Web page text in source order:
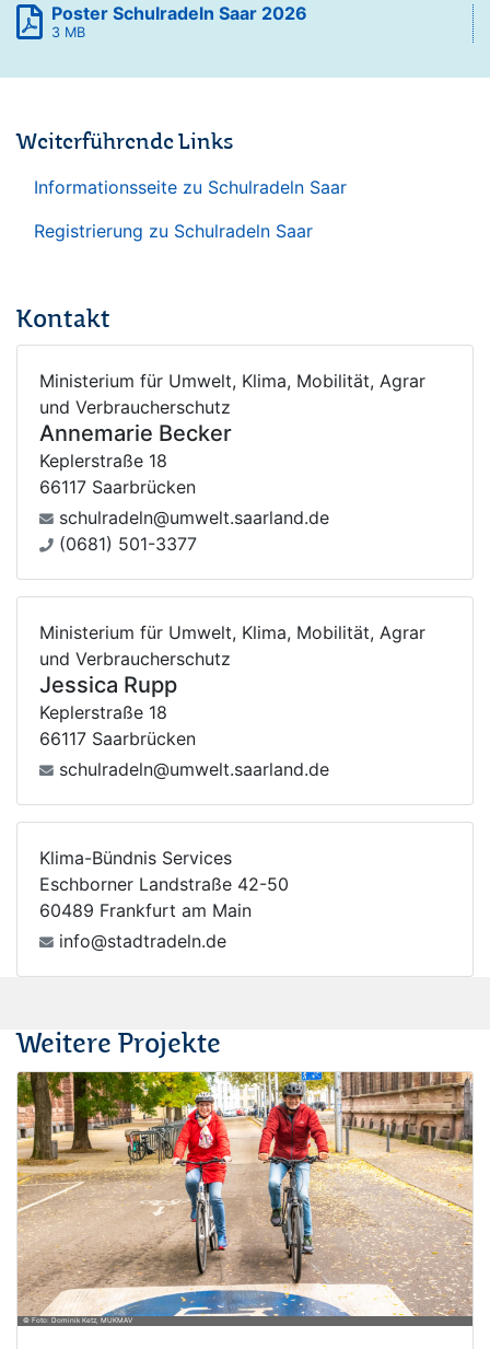
Poster Schulradeln Saar 2026
3 MB
Weiterführende Links
Informationsseite zu Schulradeln Saar
Registrierung zu Schulradeln Saar
Kontakt
Ministerium für Umwelt, Klima, Mobilität, Agrar
und Verbraucherschutz
Annemarie Becker
Keplerstraße 18
66117 Saarbrücken
schulradeln@umwelt.saarland.de
(0681) 501-3377
Ministerium für Umwelt, Klima, Mobilität, Agrar
und Verbraucherschutz
Jessica Rupp
Keplerstraße 18
66117 Saarbrücken
schulradeln@umwelt.saarland.de
Klima-Bündnis Services
Eschborner Landstraße 42-50
60489 Frankfurt am Main
info@stadtradeln.de
Weitere Projekte
© Foto: Dominik Ketz, MUKMAV